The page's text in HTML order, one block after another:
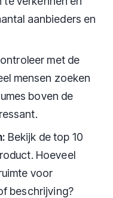
aanbieders en
met de
mensen zoeken
boven de
Bekijk de top 10
Hoeveel
voor
beschrijving?